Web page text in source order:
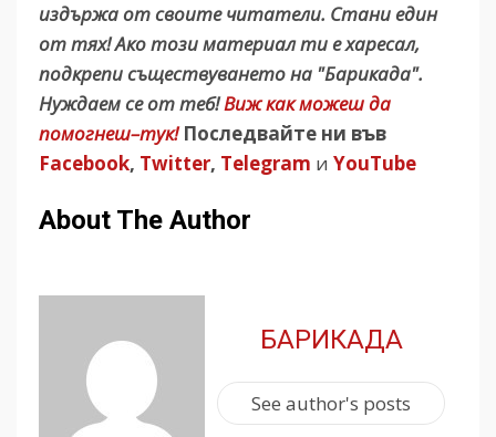
издържа от своите читатели. Стани един
от тях! Ако този материал ти е харесал,
подкрепи съществуването на "Барикада".
Нуждаем се от теб!Виж как можеш да
помогнеш–тук! Последвайте ни във
Facebook, Twitter, Telegram и YouTube
About The Author
БАРИКАДА
See author's posts